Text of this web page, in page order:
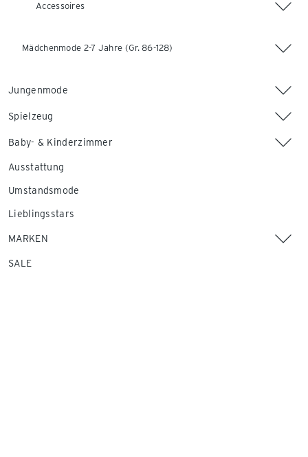
Accessoires
Mädchenmode 2-7 Jahre (Gr. 86-128)
Jungenmode
Spielzeug
Baby- & Kinderzimmer
Ausstattung
Umstandsmode
Lieblingsstars
MARKEN
SALE